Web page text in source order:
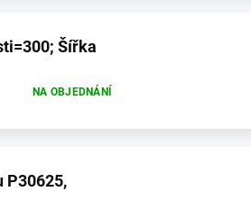
Šířka
NA OBJEDNÁNÍ
P30625,